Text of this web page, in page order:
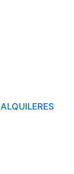
ALQUILERES